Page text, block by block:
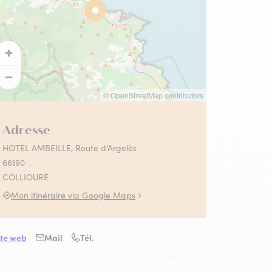
Collioure
en famille
moi le fauvisme
activités Absolument
les activités
© OpenStreetMap contributors
Adresse
HOTEL AMBEILLE, Route d'Argelès
66190
COLLIOURE
Mon itinéraire via Google Maps
web Mail Tél.